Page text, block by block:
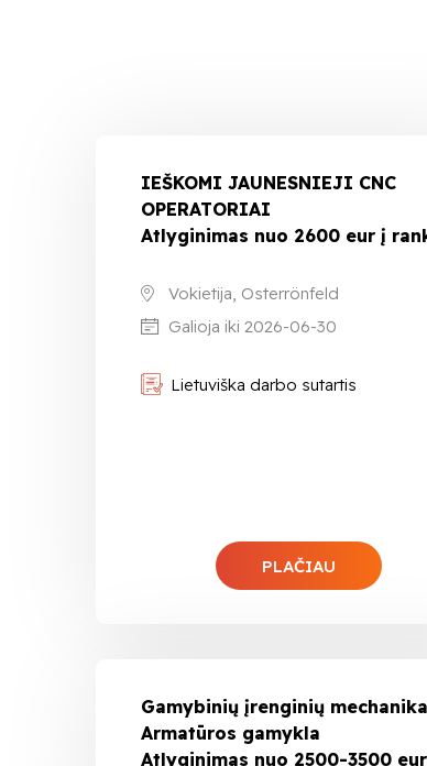
IEŠKOMI JAUNESNIEJI CNC
OPERATORIAI
Atlyginimas nuo 2600 eur į
Vokietija, Osterrönfeld
Galioja iki 2026-06-30
Lietuviška darbo sutartis
PLAČIAU
Gamybinių įrenginių
Armatūros gamykla
Atlyginimas nuo 2500-3500